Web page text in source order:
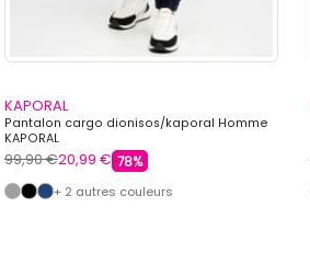
KAPORAL
Pantalon cargo dionisos/kaporal Homme
KAPORAL
99,90 €20,99 € 78%
+ 2 autres couleurs